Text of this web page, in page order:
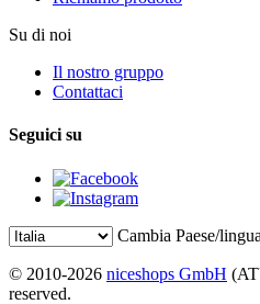
Su di noi
Il nostro gruppo
Contattaci
Seguici su
Cambia Paese/lingua
© 2010-2026 niceshops GmbH
reserved.